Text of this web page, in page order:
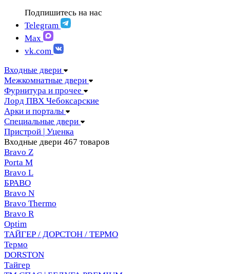
ЛОРД Чебоксары
Складные двери
Скрытые двери
FELICIA | Феличия
FUTURISTIC | Футуристик
ITALY | Италия
KANTRI | Кантри
LUMI LINE | Люми лайн
MIA MARIA | Мия Мария
MILETTI | Милетти
MODERN | Модерн
MOLLE | Молле
MONTE | Монте
PRIMA | Прима
RENAISSANCE | Ренессанс
RILIEVO | Рильево
STYLE | Стайл
TECHNO | Техно
TOCCO | ТОККО
VILLA KANTRI | Вилла кантри
Подпишитесь на нас
Telegram
Max
vk.com
Входные двери
Межкомнатные двери
Фурнитура и прочее
Лорд ПВХ Чебоксарские
Арки и порталы
Специальные двери
Пристрой | Уценка
Входные двери 467 товаров
Bravo Z
Porta М
Bravo L
БРАВО
Bravo N
Bravo Thermo
Bravo R
Optim
ТАЙГЕР / ДОРСТОН / ТЕРМО
Термо
DORSTON
Тайгер